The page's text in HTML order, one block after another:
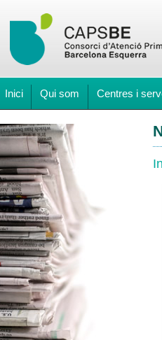
Inici Qui som Centres i